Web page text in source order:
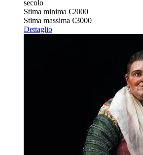
secolo
Stima minima €2000
Stima massima €3000
Dettaglio